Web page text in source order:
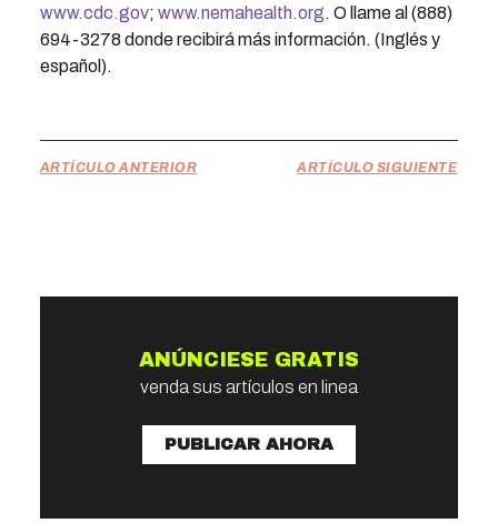
www.cdc.gov; www.nemahealth.org. O llame al (888)
694-3278 donde recibirá más información. (Inglés y
español).
ARTÍCULO ANTERIOR ARTÍCULO SIGUIENTE
ANÚNCIESE GRATIS
venda sus artículos en linea
PUBLICAR AHORA